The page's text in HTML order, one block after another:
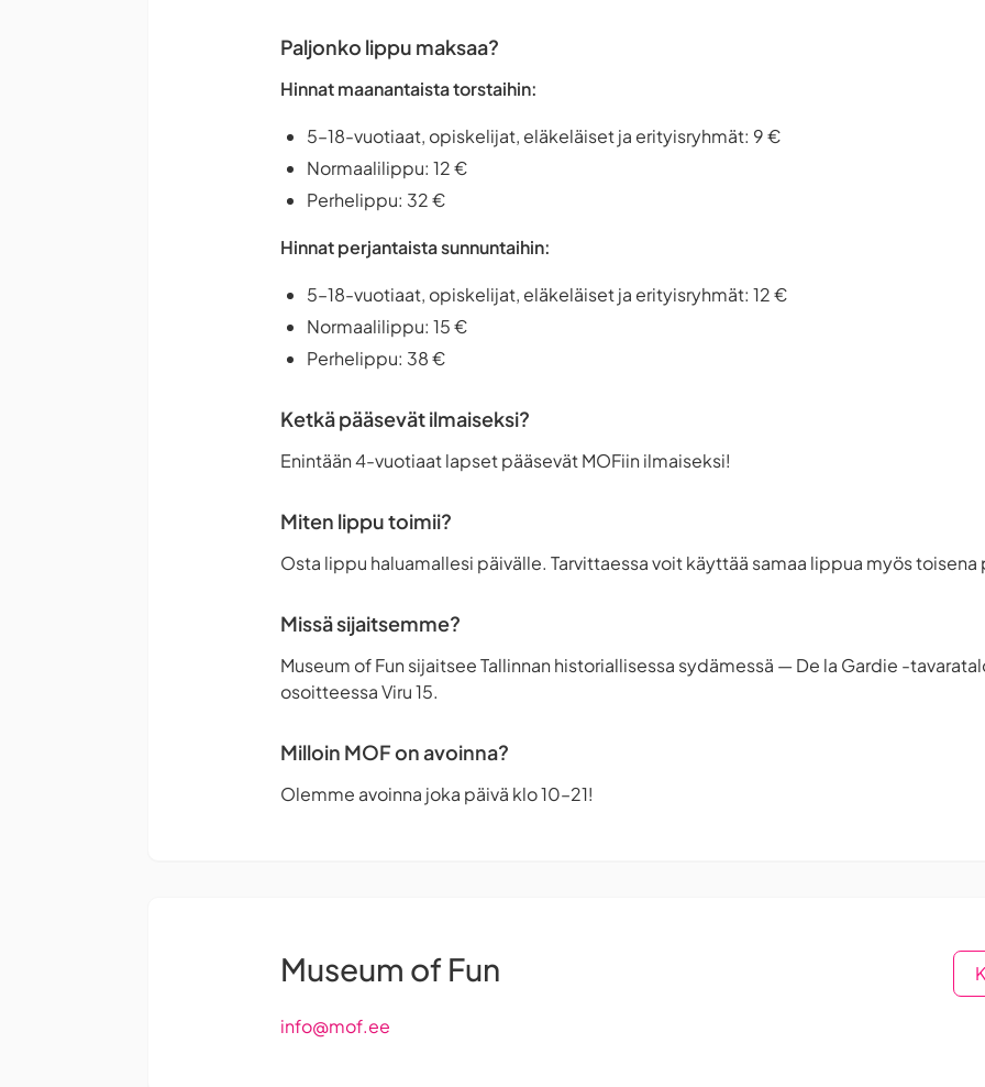
Paljonko lippu maksaa?
Hinnat maanantaista torstaihin:
5–18-vuotiaat, opiskelijat, eläkeläiset ja erityisryhmät: 9 €
Normaalilippu: 12 €
Perhelippu: 32 €
Hinnat perjantaista sunnuntaihin:
5–18-vuotiaat, opiskelijat, eläkeläiset ja erityisryhmät: 12 €
Normaalilippu: 15 €
Perhelippu: 38 €
Ketkä pääsevät ilmaiseksi?
Enintään 4-vuotiaat lapset pääsevät MOFiin ilmaiseksi!
Miten lippu toimii?
Osta lippu haluamallesi päivälle. Tarvittaessa voit käyttää samaa lippua myös toisena
Missä sijaitsemme?
Museum of Fun sijaitsee Tallinnan historiallisessa sydämessä — De la Gardie -
osoitteessa Viru 15.
Milloin MOF on avoinna?
Olemme avoinna joka päivä klo 10–21!
Museum of Fun
info@mof.ee